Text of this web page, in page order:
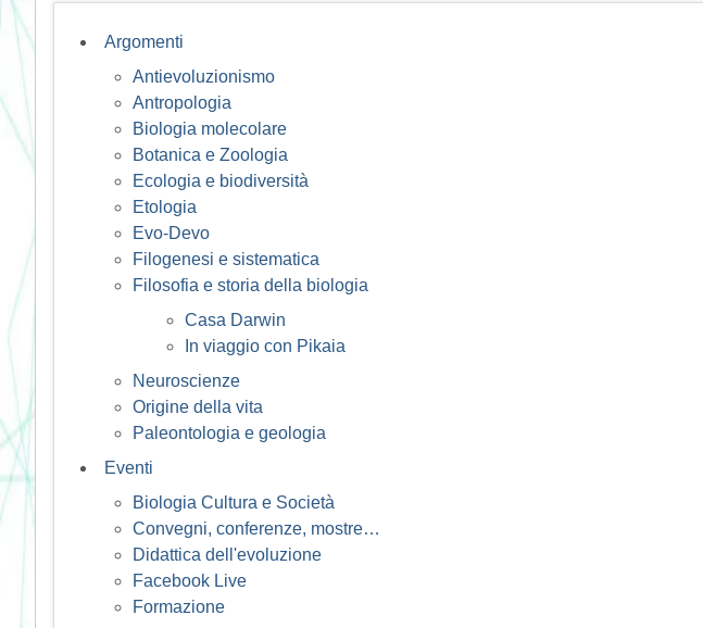
Argomenti
Antievoluzionismo
Antropologia
Biologia molecolare
Botanica e Zoologia
Ecologia e biodiversità
Etologia
Evo-Devo
Filogenesi e sistematica
Filosofia e storia della biologia
Casa Darwin
In viaggio con Pikaia
Neuroscienze
Origine della vita
Paleontologia e geologia
Eventi
Biologia Cultura e Società
Convegni, conferenze, mostre…
Didattica dell'evoluzione
Facebook Live
Formazione